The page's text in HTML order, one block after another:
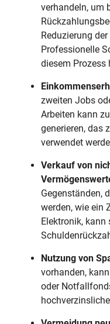
verhandeln, um
Reduzierung
Professionelle
diesem Prozess
zweiten Jobs
Arbeiten kann
generieren, das
verwendet
Verkauf von
Gegenständen,
werden, wie ein
Elektronik, kann
Nutzung von
vorhanden,
oder